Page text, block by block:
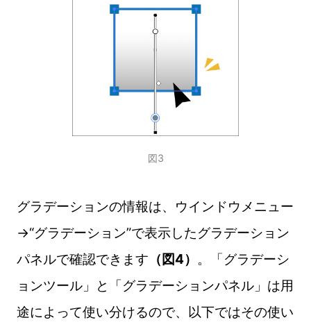
図3
グラデーションの情報は、ウインドウメニュー
→“グラデーション”で表示したグラデーション
パネルで確認できます （図4） 。「グラデーシ
ョンツール」と「グラデーションパネル」は用
途によって使い分けるので、以下ではその使い